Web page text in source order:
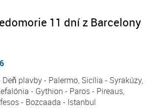
11 dní z Barcelony
plavby - Palermo, Sicília - Syrakúzy,
- Gythion - Paros - Pireaus,
- Bozcaada - Istanbul